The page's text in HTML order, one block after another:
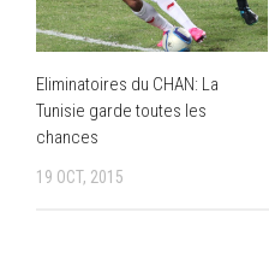
Eliminatoires du CHAN: La
Tunisie garde toutes les
chances
19 OCT, 2015